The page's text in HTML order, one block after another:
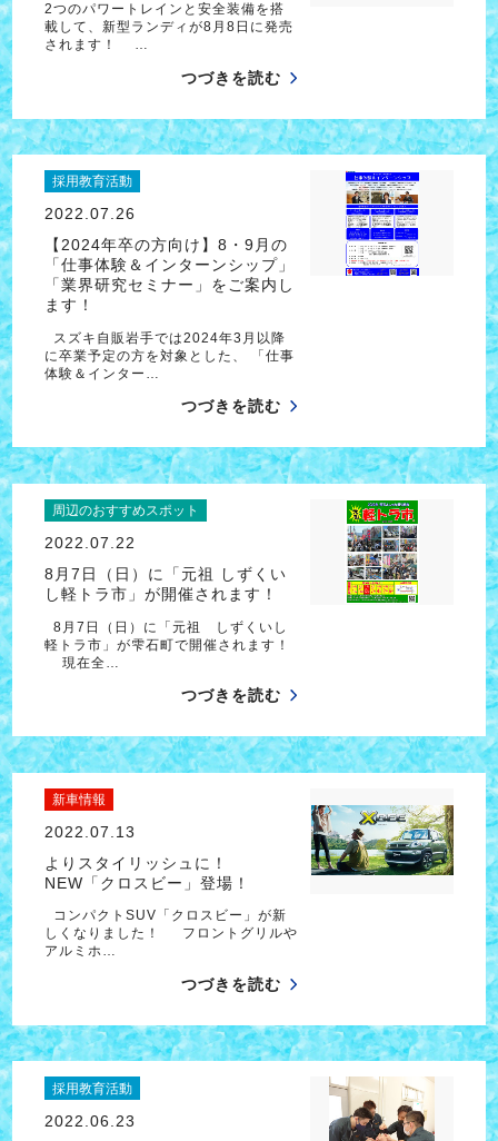
2つのパワートレインと安全装備を搭
載して、新型ランディが8月8日に発売
されます！ …
つづきを読む
採用教育活動
2022.07.26
【2024年卒の方向け】8・9月の
「仕事体験＆インターンシップ」
「業界研究セミナー」をご案内し
ます！
スズキ自販岩手では2024年3月以降
に卒業予定の方を対象とした、 「仕事
体験＆インター…
つづきを読む
周辺のおすすめスポット
2022.07.22
8月7日（日）に「元祖 しずくい
し軽トラ市」が開催されます！
8月7日（日）に「元祖 しずくいし
軽トラ市」が雫石町で開催されます！
現在全…
つづきを読む
新車情報
2022.07.13
よりスタイリッシュに！
NEW「クロスビー」登場！
コンパクトSUV「クロスビー」が新
しくなりました！ フロントグリルや
アルミホ…
つづきを読む
採用教育活動
2022.06.23